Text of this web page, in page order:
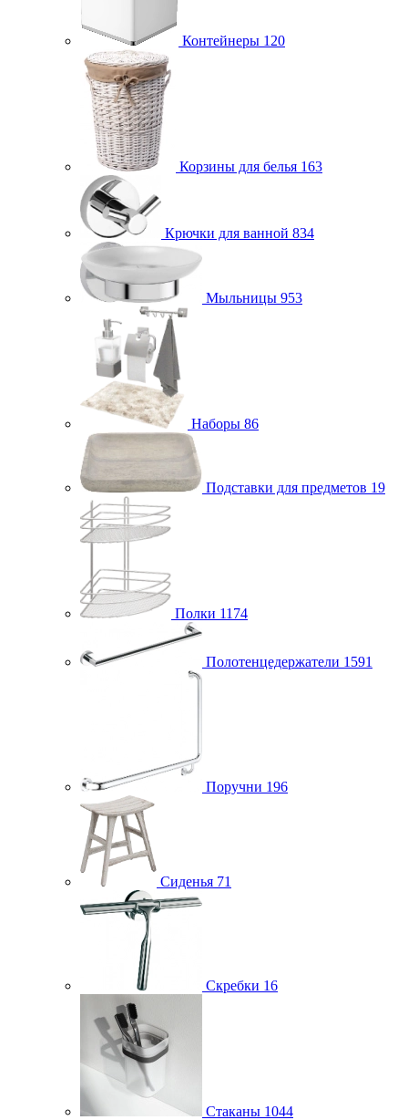
Контейнеры 120
Корзины для белья 163
Крючки для ванной 834
Мыльницы 953
Наборы 86
Подставки для предметов 19
Полки 1174
Полотенцедержатели 1591
Поручни 196
Сиденья 71
Скребки 16
Стаканы 1044